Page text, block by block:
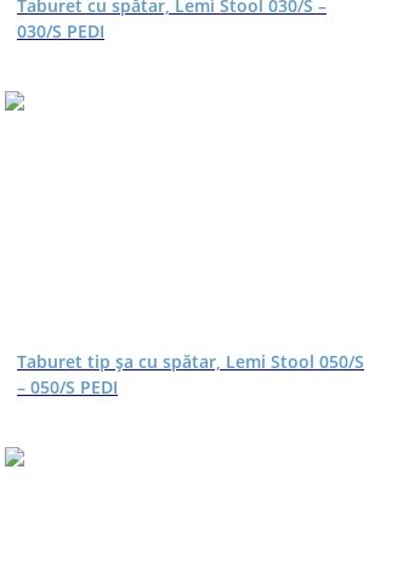
Taburet cu spătar, Lemi Stool 030/S –
030/S PEDI
Taburet tip șa cu spătar, Lemi Stool 050/S
– 050/S PEDI